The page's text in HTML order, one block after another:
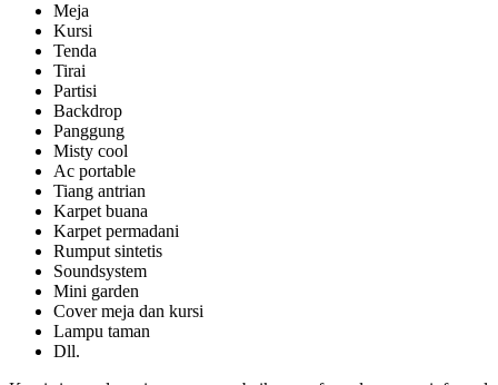
Meja
Kursi
Tenda
Tirai
Partisi
Backdrop
Panggung
Misty cool
Ac portable
Tiang antrian
Karpet buana
Karpet permadani
Rumput sintetis
Soundsystem
Mini garden
Cover meja dan kursi
Lampu taman
Dll.